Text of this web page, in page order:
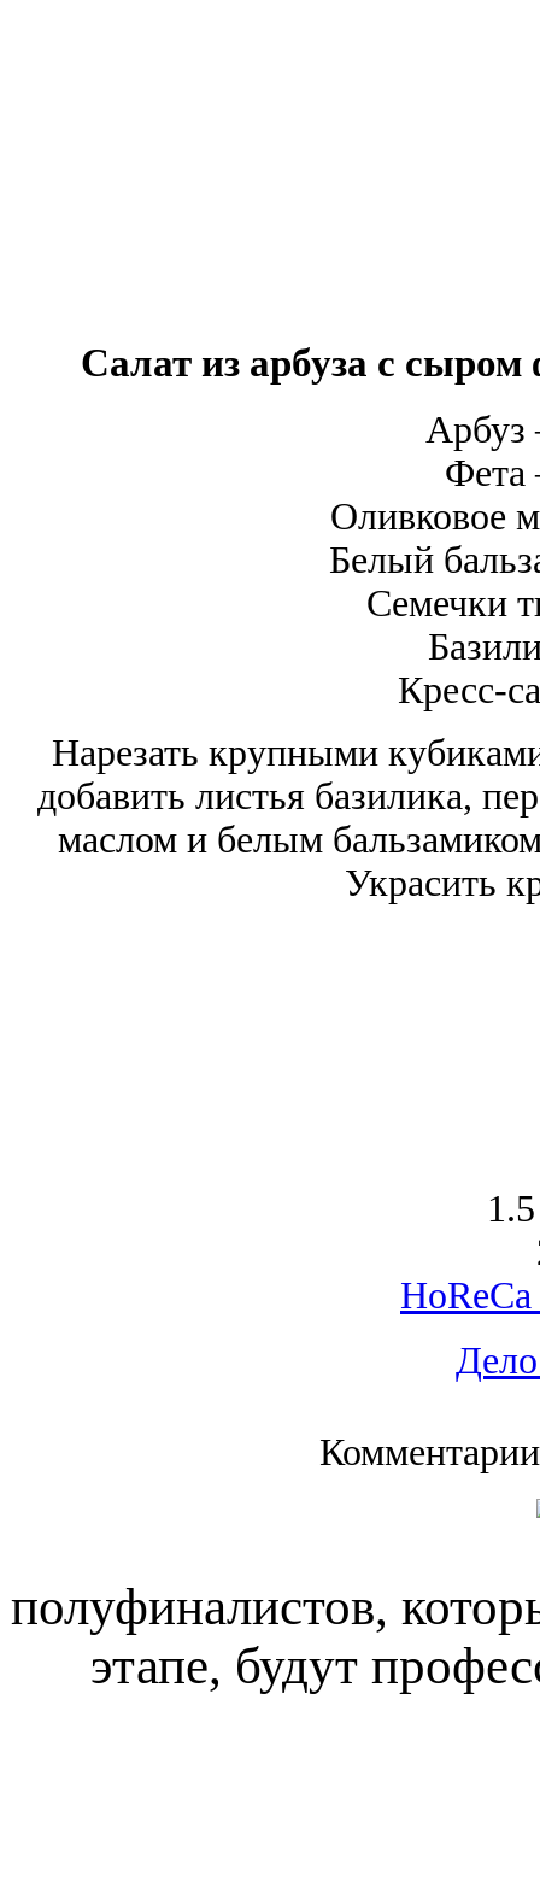
Салат из арбуза с
Оливковое
Белый
Семечки
Кресс-
Нарезать крупными
добавить листья базилика,
маслом и белым
Украсить
полуфиналистов,
этапе, будут